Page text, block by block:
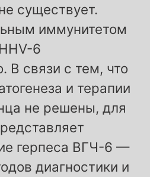
существует.
иммунитетом
6
В связи с тем, что
и терапии
не решены, для
герпеса ВГЧ-6 —
диагностики и